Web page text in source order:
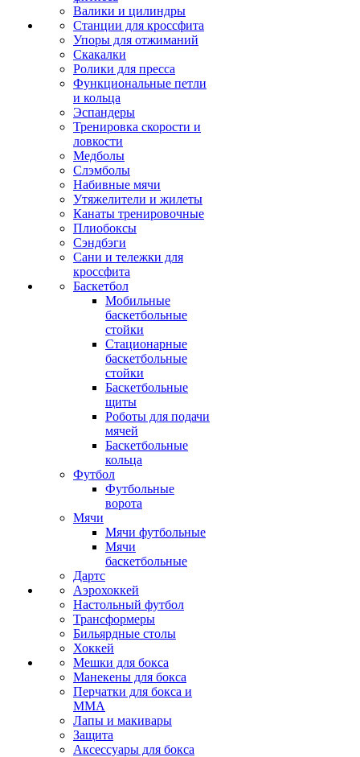
Валики и цилиндры
Станции для кроссфита
Упоры для отжиманий
Скакалки
Ролики для пресса
Функциональные петли
и кольца
Эспандеры
Тренировка скорости и
ловкости
Медболы
Слэмболы
Набивные мячи
Утяжелители и жилеты
Канаты тренировочные
Плиобоксы
Сэндбэги
Сани и тележки для
кроссфита
Баскетбол
Мобильные
баскетбольные
стойки
Стационарные
баскетбольные
стойки
Баскетбольные
щиты
Роботы для подачи
мячей
Баскетбольные
кольца
Футбол
Футбольные
ворота
Мячи
Мячи футбольные
Мячи
баскетбольные
Дартс
Аэрохоккей
Настольный футбол
Трансформеры
Бильярдные столы
Хоккей
Мешки для бокса
Манекены для бокса
Перчатки для бокса и
MMA
Лапы и макивары
Защита
Аксессуары для бокса